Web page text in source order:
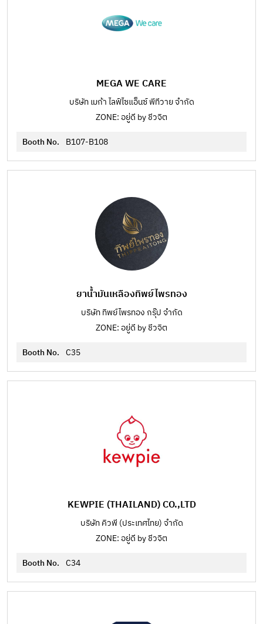
MEGA WE CARE
บริษัท เมก้า ไลฟ์ไซแอ็นซ์ พีทีวาย จำกัด
ZONE: อยู่ดี by ชีวจิต
Booth No. B107-B108
ยาน้ำมันเหลืองทิพย์ไพรทอง
บริษัท ทิพย์ไพรทอง กรุ๊ป จำกัด
ZONE: อยู่ดี by ชีวจิต
Booth No. C35
KEWPIE (THAILAND) CO.,LTD
บริษัท คิวพี (ประเทศไทย) จำกัด
ZONE: อยู่ดี by ชีวจิต
Booth No. C34